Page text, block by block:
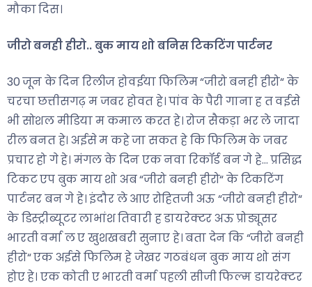
मौका दिस।
जीरो बनही हीरो.. बुक माय शो बनिस टिकटिंग पार्टनर
30 जून के दिन रिलीज होवईया फिलिम “जीरो बनही हीरो“ के
चरचा छत्तीसगढ़ म जबर होवत हे। पांव के पैरी गाना ह त वईसे
भी सोशल मीडिया म कमाल करत हे। रोज सैकड़ा भर ले जादा
रील बनत हे। अईसे म कहे जा सकत हे कि फिलिम के जबर
प्रचार हो गे हे। मंगल के दिन एक नवा रिकॉर्ड बन गे हे… प्रसिद्ध
टिकट एप बुक माय शो अब “जीरो बनही हीरो“ के टिकटिंग
पार्टनर बन गे हे। इंदौर ले आए रोहितजी अऊ “जीरो बनही हीरो“
के डिस्ट्रीब्यूटर लाभांश तिवारी ह डायरेक्टर अऊ प्रोड्यूसर
भारती वर्मा ल ए खुशखबरी सुनाए हे। बता देन कि “जीरो बनही
हीरो“ एक अईसे फिलिम हे जेखर गठबंधन बुक माय शो संग
होए हे। एक कोती ए भारती वर्मा पहली सीजी फिल्म डायरेक्टर